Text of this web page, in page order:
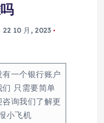
22 10 月, 2023
一个银行账户
们 只需要简单
询我们了解更
小飞机